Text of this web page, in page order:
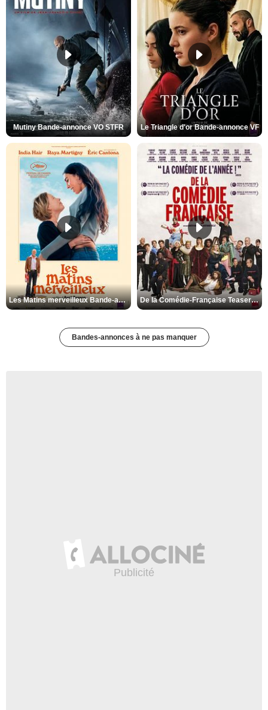
Mutiny Bande-annonce VO STFR Le Triangle d'or Bande-annonce VF
Les Matins merveilleux Bande-annonce VF De la Comédie-Française Teaser VF
Bandes-annonces à ne pas manquer